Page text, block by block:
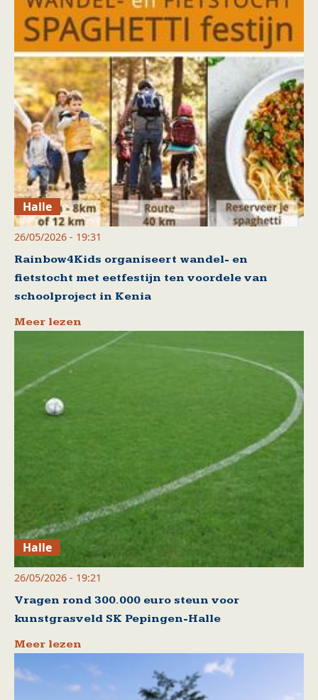
Halle
26/05/2026 - 19:31
Rainbow4Kids organiseert wandel- en
fietstocht met eetfestijn ten voordele van
schoolproject in Kenia
Meer lezen
Halle
26/05/2026 - 19:21
Vragen rond 300.000 euro steun voor
kunstgrasveld SK Pepingen-Halle
Meer lezen